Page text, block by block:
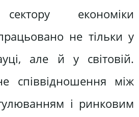
економіки
не тільки у
але й у світовій.
співвідношення між
і ринковим